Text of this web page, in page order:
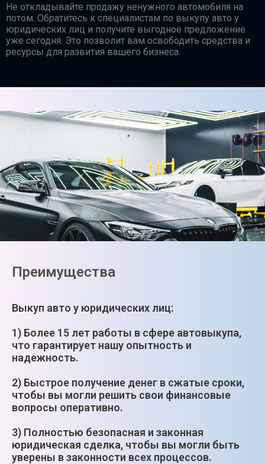
Не откладывайте продажу ненужного автомобиля на
потом. Обратитесь к специалистам по выкупу авто у
юридических лиц и получите выгодное предложение
уже сегодня. Это позволит вам освободить средства и
ресурсы для развития вашего бизнеса.
Преимущества
Выкуп авто у юридических лиц:
1) Более 15 лет работы в сфере автовыкупа,
что гарантирует нашу опытность и
надежность.
2) Быстрое получение денег в сжатые сроки,
чтобы вы могли решить свои финансовые
вопросы оперативно.
3) Полностью безопасная и законная
юридическая сделка, чтобы вы могли быть
уверены в законности всех процессов.